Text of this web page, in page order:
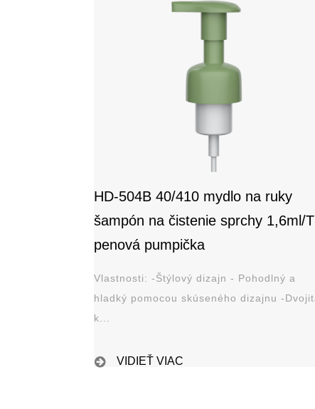
HD-504B 40/410 mydlo na ruky
šampón na čistenie sprchy 1,6ml/T
penová pumpička
Vlastnosti: -Štýlový dizajn - Pohodlný a
hladký pomocou skúseného dizajnu -Dvojitá
k...
VIDIEŤ VIAC